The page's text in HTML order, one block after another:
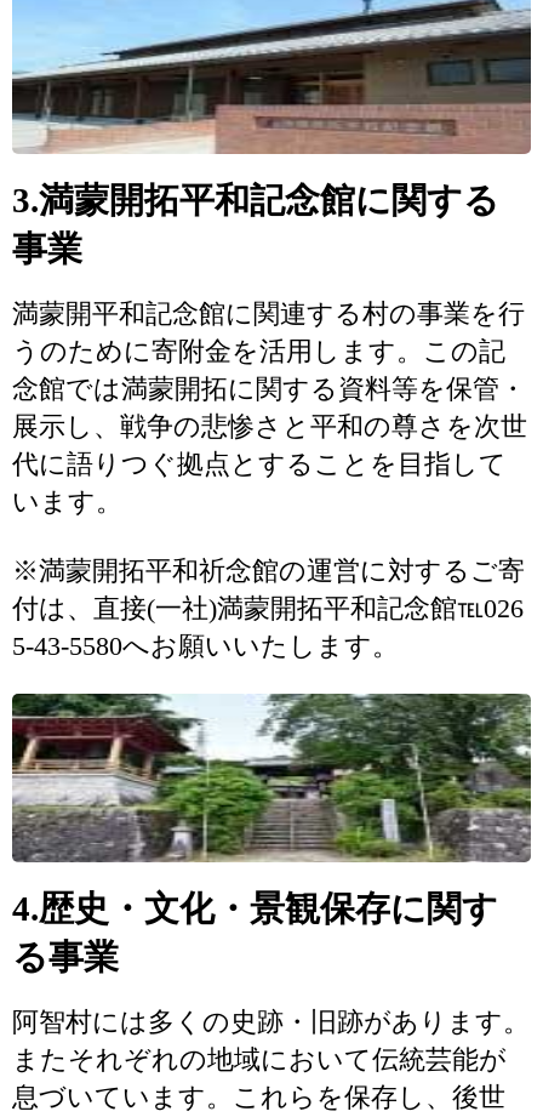
3.満蒙開拓平和記念館に関する
事業
満蒙開平和記念館に関連する村の事業を行
うのために寄附金を活用します。この記
念館では満蒙開拓に関する資料等を保管・
展示し、戦争の悲惨さと平和の尊さを次世
代に語りつぐ拠点とすることを目指して
います。
※満蒙開拓平和祈念館の運営に対するご寄
付は、直接(一社)満蒙開拓平和記念館℡026
5-43-5580へお願いいたします。
4.歴史・文化・景観保存に関す
る事業
阿智村には多くの史跡・旧跡があります。
またそれぞれの地域において伝統芸能が
息づいています。これらを保存し、後世